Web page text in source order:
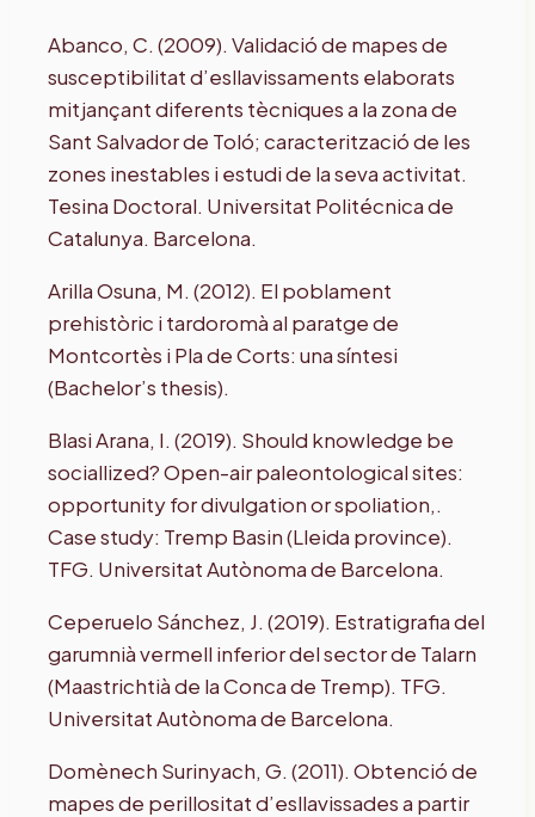
Abanco, C. (2009). Validació de mapes de
susceptibilitat d’esllavissaments elaborats
mitjançant diferents tècniques a la zona de
Sant Salvador de Toló; caracterització de les
zones inestables i estudi de la seva activitat.
Tesina Doctoral. Universitat Politécnica de
Catalunya. Barcelona.
Arilla Osuna, M. (2012). El poblament
prehistòric i tardoromà al paratge de
Montcortès i Pla de Corts: una síntesi
(Bachelor’s thesis).
Blasi Arana, I. (2019). Should knowledge be
sociallized? Open-air paleontological sites:
opportunity for divulgation or spoliation,.
Case study: Tremp Basin (Lleida province).
TFG. Universitat Autònoma de Barcelona.
Ceperuelo Sánchez, J. (2019). Estratigrafia del
garumnià vermell inferior del sector de Talarn
(Maastrichtià de la Conca de Tremp). TFG.
Universitat Autònoma de Barcelona.
Domènech Surinyach, G. (2011). Obtenció de
mapes de perillositat d’esllavissades a partir